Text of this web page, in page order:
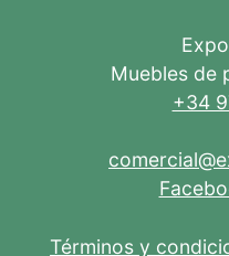
Muebles de
+34
Términos y